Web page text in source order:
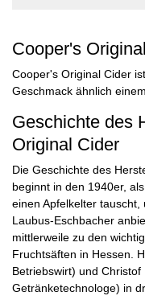
Cooper's
Cooper's Original Cider
Geschmack ähnlich
Geschichte des
Original Cider
Die Geschichte des
beginnt in den 1940er,
einen Apfelkelter
Laubus-Eschbacher
mittlerweile zu den
Fruchtsäften in Hessen.
Betriebswirt) und
Getränketechnologe) in